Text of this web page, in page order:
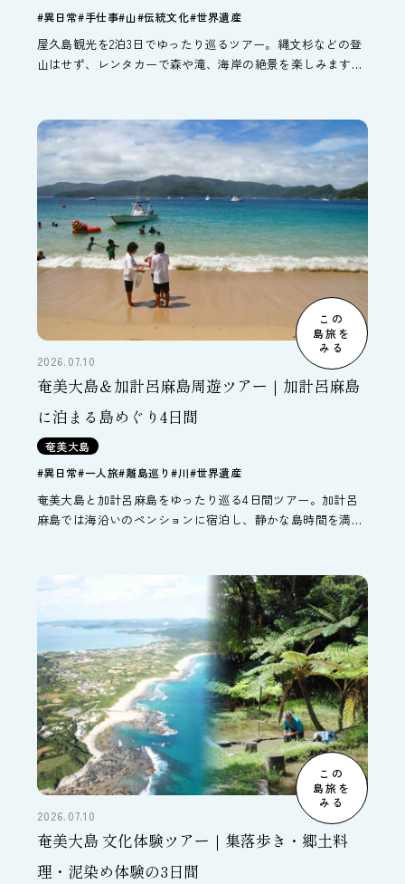
#異日常#手仕事#山#伝統文化#世界遺産
屋久島観光を2泊3日でゆったり巡るツアー。縄文杉などの登
山はせず、レンタカーで森や滝、海岸の絶景を楽しみます。
この
島旅を
みる
2026.07.10
奄美大島＆加計呂麻島周遊ツアー｜加計呂麻島
に泊まる島めぐり4日間
奄美大島
#異日常#一人旅#離島巡り#川#世界遺産
奄美大島と加計呂麻島をゆったり巡る4日間ツアー。加計呂
麻島では海沿いのペンションに宿泊し、静かな島時間を満
この
島旅を
みる
2026.07.10
奄美大島 文化体験ツアー｜集落歩き・郷土料
理・泥染め体験の3日間